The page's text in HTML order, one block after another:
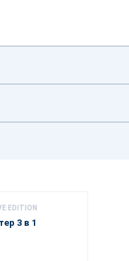
EDITION
3 в 1